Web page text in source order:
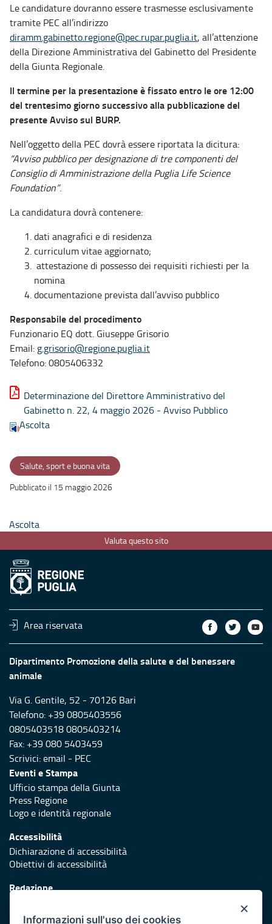
Le candidature dovranno essere trasmesse esclusivamente
tramite PEC all’indirizzo
diramm.gabinetto.regione@pec.rupar.puglia.it, all’attenzione
della Direzione Amministrativa del Gabinetto del Presidente
della Giunta Regionale.
Il termine per la presentazione è fissato entro le ore 12:00
del trentesimo giorno successivo alla pubblicazione del
presente Avviso sul BURP.
Nell’oggetto della PEC dovrà essere riportata la dicitura:
“Avviso pubblico per designazione di tre componenti del
Consiglio di Amministrazione della Puglia Life Science
Foundation”.
La candidatura dovrà contenere:
dati anagrafici e di residenza
curriculum vitae aggiornato;
attestazione di possesso dei requisiti richiesti per la
nomina
documentazione prevista dall’avviso pubblico
Responsabile del procedimento
Funzionario EQ dott. Giuseppe Grisorio
Email: g.grisorio@regione.puglia.it
Telefono: 0805406332
Determinazione del Direttore Amministrativo del
Gabinetto n. 22, 4 maggio 2026 - Avviso Pubblico
Ascolta
Salute, sport e buona vita
Pubblicato il 15 maggio 2026
Ascolta
Valuta questo sito
Area riservata
Dipartimento Promozione della salute e del benessere
animale
Via G. Gentile, 52 - 70126 Bari
Telefono: +39 0805403556
0805403518 0805403214
Fax: +39 080 5403459
Scrivici:email - PEC
Eventi e Stampa
Ufficio stampa della Giunta
Press Regione
Logo e identità regionale
Accessibilità
Dichiarazione di accessibilità
Obiettivi di accessibilità
Redazione
×
Informazioni sull'uso dei cookies